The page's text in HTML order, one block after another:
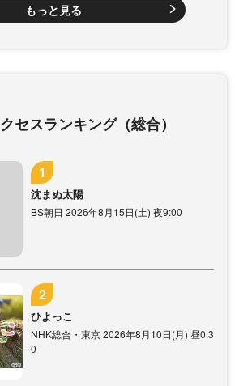
もっと見る
セスランキング（総合）
沈まぬ太陽
BS朝日 2026年8月15日(土) 夜9:00
ひよっこ
NHK総合・東京 2026年8月10日(月) 昼0:3
0